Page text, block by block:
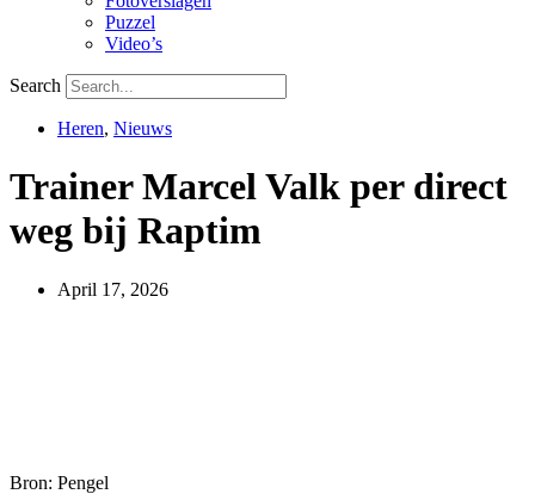
Puzzel
Video’s
Search
Heren, Nieuws
Trainer Marcel Valk per direct
weg bij Raptim
April 17, 2026
Bron: Pengel